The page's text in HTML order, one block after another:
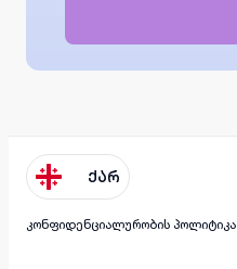
ქარ
კონფიდენციალურობის პოლიტიკა